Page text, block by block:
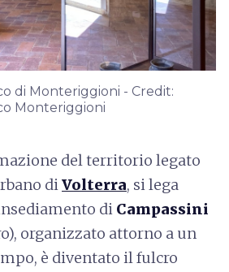
di Monteriggioni - Credit:
Monteriggioni
del territorio legato
diVolterra, si lega
di Campassini
organizzato attorno a un
è diventato il fulcro